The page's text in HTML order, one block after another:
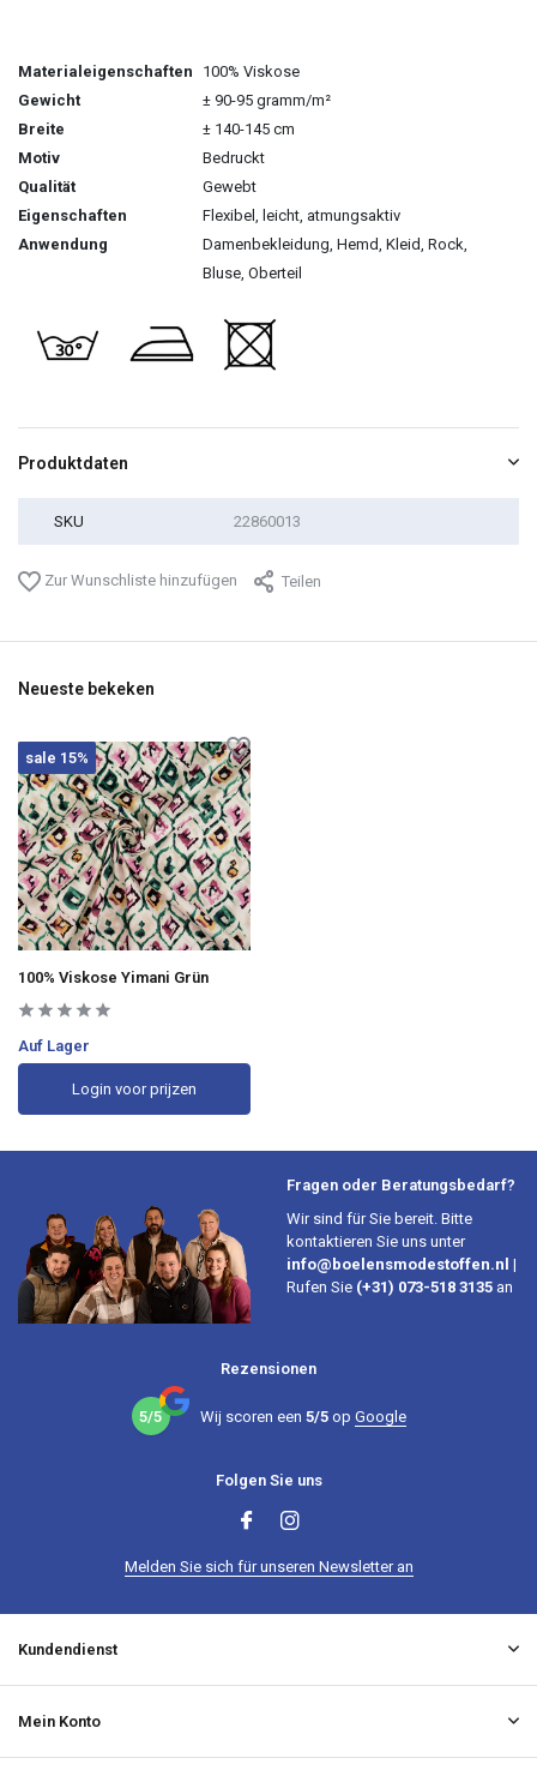
Materialeigenschaften
100% Viskose
Gewicht
± 90-95 gramm/m²
Breite
± 140-145 cm
Motiv
Bedruckt
Qualität
Gewebt
Eigenschaften
Flexibel, leicht, atmungsaktiv
Anwendung
Damenbekleidung, Hemd, Kleid, Rock,
Bluse, Oberteil
Produktdaten
SKU 22860013
Zur Wunschliste hinzufügen Teilen
Neueste bekeken
sale 15%
100% Viskose Yimani Grün
Auf Lager
Login voor prijzen
Fragen oder Beratungsbedarf?
Wir sind für Sie bereit. Bitte
kontaktieren Sie uns unter
info@boelensmodestoffen.nl |
Rufen Sie (+31) 073-518 3135 an
Rezensionen
5/5 Wij scoren een 5/5op Google
Folgen Sie uns
Melden Sie sich für unseren Newsletter an
Kundendienst
Mein Konto